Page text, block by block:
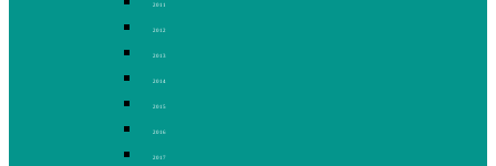
2011
2012
2013
2014
2015
2016
2017